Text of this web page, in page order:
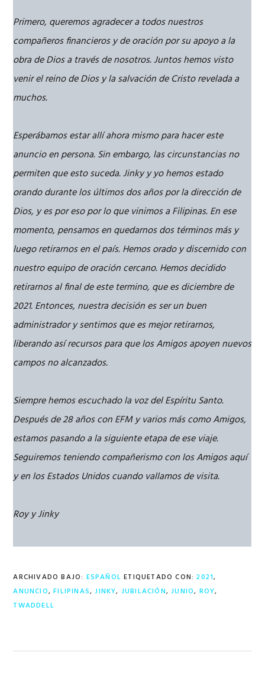
Primero, queremos agradecer a todos nuestros
compañeros financieros y de oración por su apoyo a la
obra de Dios a través de nosotros. Juntos hemos visto
venir el reino de Dios y la salvación de Cristo revelada a
muchos.
Esperábamos estar allí ahora mismo para hacer este
anuncio en persona. Sin embargo, las circunstancias no
permiten que esto suceda. Jinky y yo hemos estado
orando durante los últimos dos años por la dirección de
Dios, y es por eso por lo que vinimos a Filipinas. En ese
momento, pensamos en quedarnos dos términos más y
luego retirarnos en el país. Hemos orado y discernido con
nuestro equipo de oración cercano. Hemos decidido
retirarnos al final de este termino, que es diciembre de
2021. Entonces, nuestra decisión es ser un buen
administrador y sentimos que es mejor retirarnos,
liberando así recursos para que los Amigos apoyen nuevos
campos no alcanzados.
Siempre hemos escuchado la voz del Espíritu Santo.
Después de 28 años con EFM y varios más como Amigos,
estamos pasando a la siguiente etapa de ese viaje.
Seguiremos teniendo compañerismo con los Amigos aquí
y en los Estados Unidos cuando vallamos de visita.
Roy y Jinky
ARCHIVADO BAJO: ESPAÑOL ETIQUETADO CON:2021,
ANUNCIO,FILIPINAS,JINKY, JUBILACIÓN,JUNIO, ROY,
TWADDELL